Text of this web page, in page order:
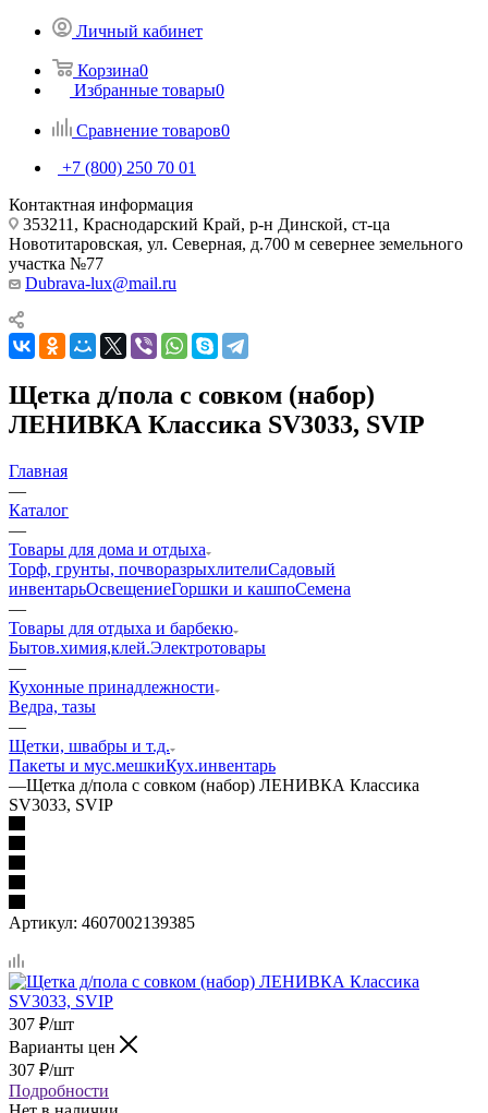
Личный кабинет
Корзина0
Избранные товары0
Сравнение товаров0
+7 (800) 250 70 01
Контактная информация
353211, Краснодарский Край, р-н Динской, ст-ца
Новотитаровская, ул. Северная, д.700 м севернее земельного
участка №77
Dubrava-lux@mail.ru
Щетка д/пола с совком (набор)
ЛЕНИВКА Классика SV3033, SVIP
Главная
—
Каталог
—
Товары для дома и отдыха
Торф, грунты, почворазрыхлителиСадовый
инвентарьОсвещениеГоршки и кашпоСемена
—
Товары для отдыха и барбекю
Бытов.химия,клей.Электротовары
—
Кухонные принадлежности
Ведра, тазы
—
Щетки, швабры и т.д.
Пакеты и мус.мешкиКух.инвентарь
—Щетка д/пола с совком (набор) ЛЕНИВКА Классика
SV3033, SVIP
Артикул: 4607002139385
307 ₽/шт
Варианты цен
307 ₽/шт
Подробности